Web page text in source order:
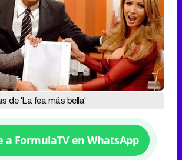
de 'La fea más bella'
a FormulaTV en WhatsApp